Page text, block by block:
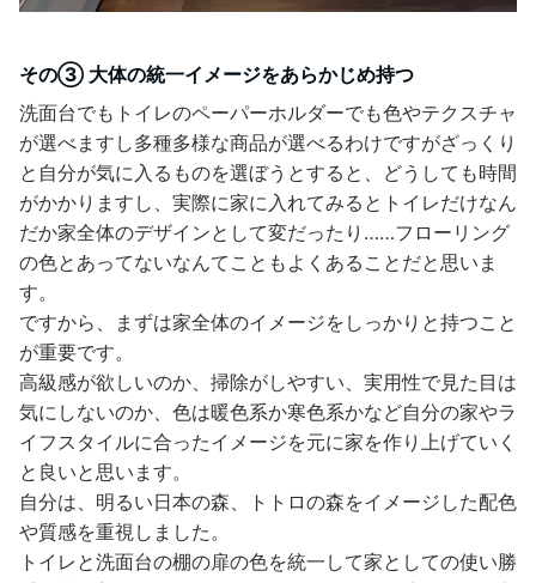
その③ 大体の統一イメージをあらかじめ持つ
洗面台でもトイレのペーパーホルダーでも色やテクスチャ
が選べますし多種多様な商品が選べるわけですがざっくり
と自分が気に入るものを選ぼうとすると、どうしても時間
がかかりますし、実際に家に入れてみるとトイレだけなん
だか家全体のデザインとして変だったり……フローリング
の色とあってないなんてこともよくあることだと思いま
す。
ですから、まずは家全体のイメージをしっかりと持つこと
が重要です。
高級感が欲しいのか、掃除がしやすい、実用性で見た目は
気にしないのか、色は暖色系か寒色系かなど自分の家やラ
イフスタイルに合ったイメージを元に家を作り上げていく
と良いと思います。
自分は、明るい日本の森、トトロの森をイメージした配色
や質感を重視しました。
トイレと洗面台の棚の扉の色を統一して家としての使い勝